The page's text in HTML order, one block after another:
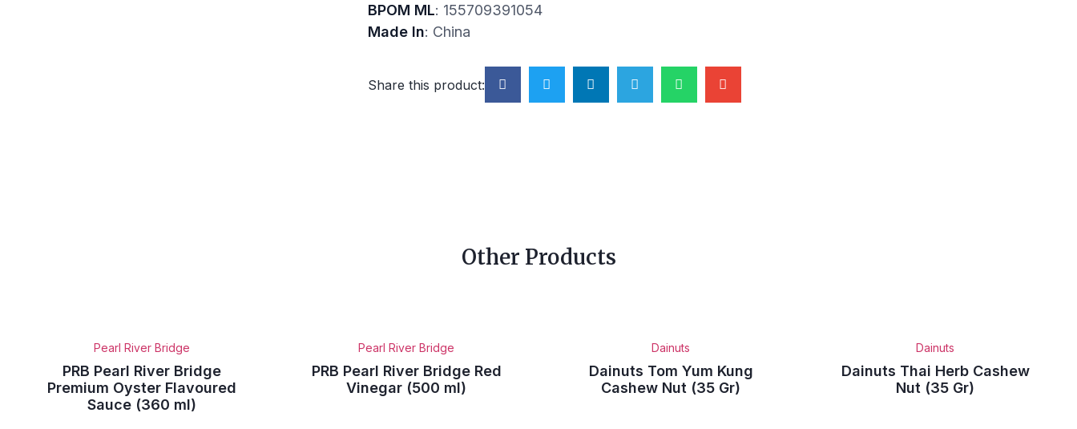
BPOM ML: 155709391054
Made In: China
Share this product:
Other Products
Pearl River Bridge
PRB Pearl River Bridge
Premium Oyster Flavoured
Sauce (360 ml)
Pearl River Bridge
PRB Pearl River Bridge Red
Vinegar (500 ml)
Dainuts
Dainuts Tom Yum Kung
Cashew Nut (35 Gr)
Dainuts
Dainuts Thai Herb Cashew
Nut (35 Gr)